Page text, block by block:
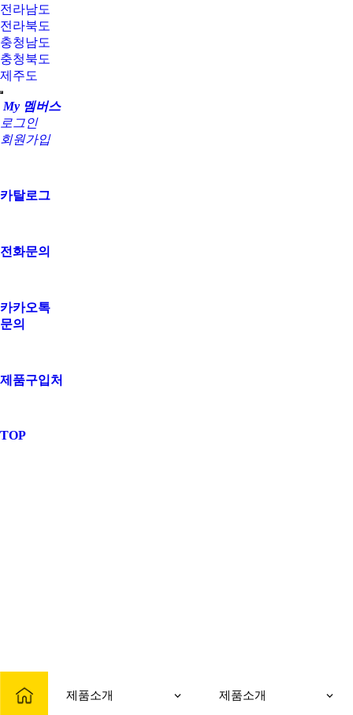
전라남도
전라북도
충청남도
충청북도
제주도
My 멤버스
로그인
회원가입
카탈로그
전화문의
카카오톡
문의
제품구입처
TOP
제품소개 제품소개